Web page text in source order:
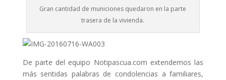
Gran cantidad de municiones quedaron en la parte
trasera de la vivienda.
De parte del equipo Notipascua.com extendemos las
más sentidas palabras de condolencias a familiares,